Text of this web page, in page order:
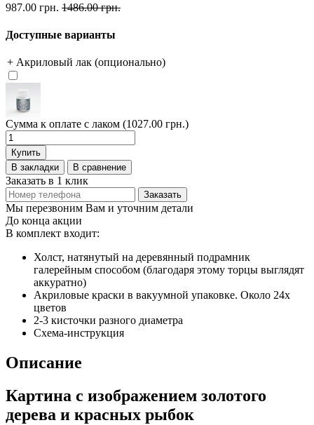
987.00 грн. 1486.00 грн.
Доступные варианты
+ Акриловый лак (опционально)
Сумма к оплате с лаком (1027.00 грн.)
Купить
В закладки
В сравнение
Заказать в 1 клик
Заказать
Мы перезвоним Вам и уточним детали
До конца акции
В комплект входит:
Холст, натянутый на деревянный подрамник
галерейным способом (благодаря этому торцы выглядят
аккуратно)
Акриловые краски в вакуумной упаковке. Около 24х
цветов
2-3 кисточки разного диаметра
Схема-инструкция
Описание
Картина с изображением золотого
дерева и красных рыбок